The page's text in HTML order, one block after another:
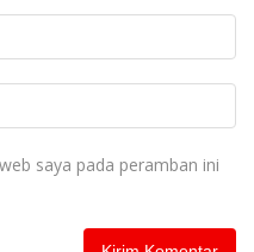
saya pada peramban ini